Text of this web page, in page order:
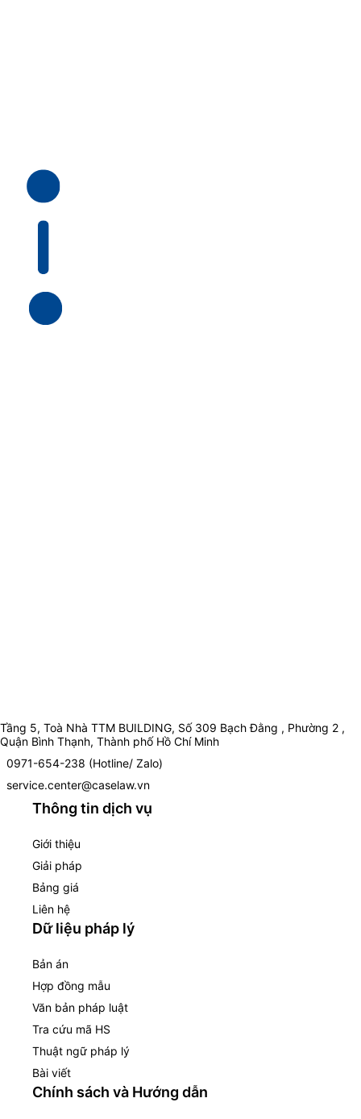
Tầng 5, Toà Nhà TTM BUILDING, Số 309 Bạch Đằng , Phường 2 ,
Quận Bình Thạnh, Thành phố Hồ Chí Minh
0971-654-238 (Hotline/ Zalo)
service.center@caselaw.vn
Thông tin dịch vụ
Giới thiệu
Giải pháp
Bảng giá
Liên hệ
Dữ liệu pháp lý
Bản án
Hợp đồng mẫu
Văn bản pháp luật
Tra cứu mã HS
Thuật ngữ pháp lý
Bài viết
Chính sách và Hướng dẫn